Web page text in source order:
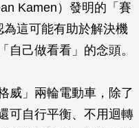
Kamen）發明的「賽
這可能有助於解決機
自己做看看」的念頭。
威」兩輪電動車，除了
可自行平衡、不用迴轉